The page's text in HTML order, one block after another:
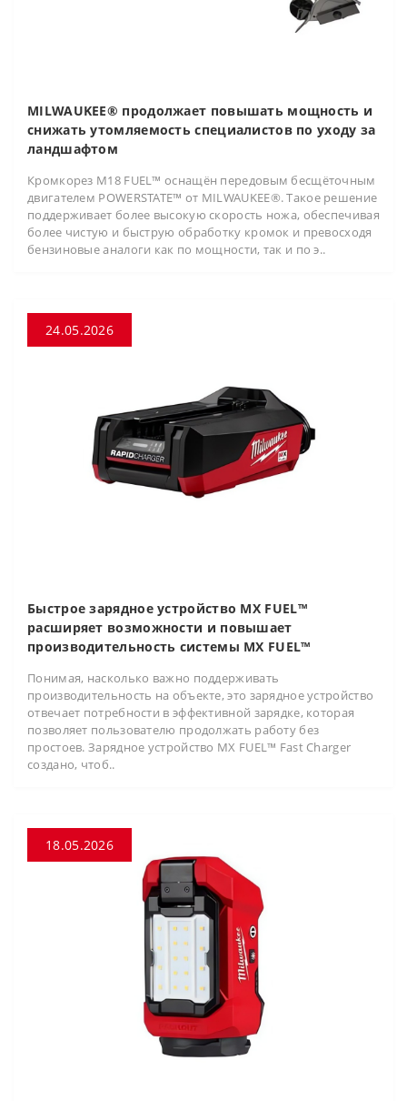
MILWAUKEE® продолжает повышать мощность и
снижать утомляемость специалистов по уходу за
ландшафтом
Кромкорез M18 FUEL™ оснащён передовым бесщёточным
двигателем POWERSTATE™ от MILWAUKEE®. Такое решение
поддерживает более высокую скорость ножа, обеспечивая
более чистую и быструю обработку кромок и превосходя
бензиновые аналоги как по мощности, так и по э..
24.05.2026
Быстрое зарядное устройство MX FUEL™
расширяет возможности и повышает
производительность системы MX FUEL™
Понимая, насколько важно поддерживать
производительность на объекте, это зарядное устройство
отвечает потребности в эффективной зарядке, которая
позволяет пользователю продолжать работу без
простоев. Зарядное устройство MX FUEL™ Fast Charger
создано, чтоб..
18.05.2026